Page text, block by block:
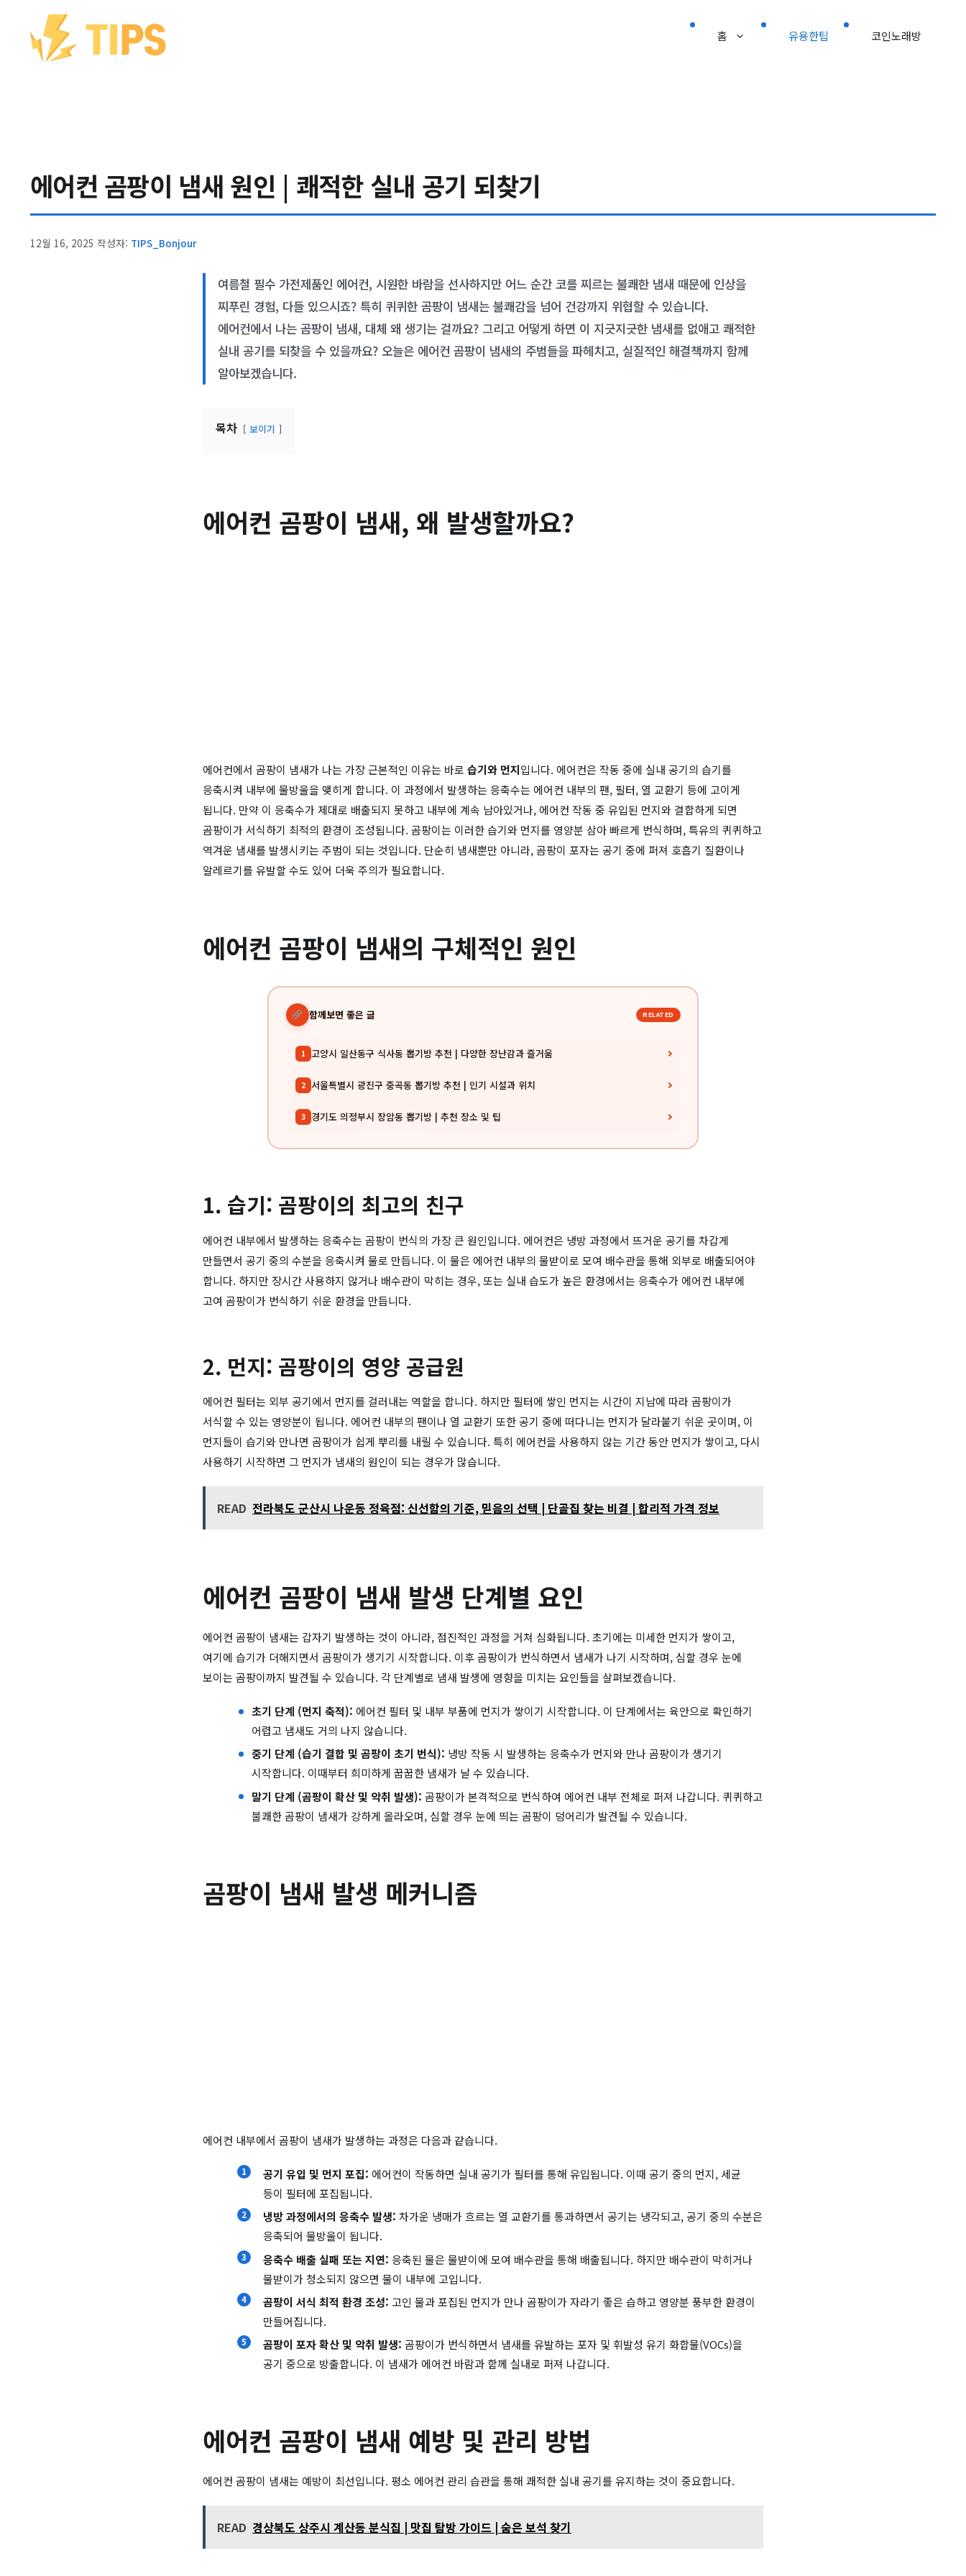
건너뛰기
홈 유용한팁 코인노래방
에어컨 곰팡이 냄새 원인 | 쾌적한 실내 공기 되찾기
12월 16, 2025 작성자: TIPS_Bonjour
여름철 필수 가전제품인 에어컨, 시원한 바람을 선사하지만 어느 순간 코를 찌르는 불쾌한 냄새 때문에 인상을
찌푸린 경험, 다들 있으시죠? 특히 퀴퀴한 곰팡이 냄새는 불쾌감을 넘어 건강까지 위협할 수 있습니다.
에어컨에서 나는 곰팡이 냄새, 대체 왜 생기는 걸까요? 그리고 어떻게 하면 이 지긋지긋한 냄새를 없애고 쾌적한
실내 공기를 되찾을 수 있을까요? 오늘은 에어컨 곰팡이 냄새의 주범들을 파헤치고, 실질적인 해결책까지 함께
알아보겠습니다.
목차 보이기
에어컨 곰팡이 냄새, 왜 발생할까요?
에어컨에서 곰팡이 냄새가 나는 가장 근본적인 이유는 바로 습기와 먼지입니다. 에어컨은 작동 중에 실내 공기의 습기를
응축시켜 내부에 물방울을 맺히게 합니다. 이 과정에서 발생하는 응축수는 에어컨 내부의 팬, 필터, 열 교환기 등에 고이게
됩니다. 만약 이 응축수가 제대로 배출되지 못하고 내부에 계속 남아있거나, 에어컨 작동 중 유입된 먼지와 결합하게 되면
곰팡이가 서식하기 최적의 환경이 조성됩니다. 곰팡이는 이러한 습기와 먼지를 영양분 삼아 빠르게 번식하며, 특유의 퀴퀴하고
역겨운 냄새를 발생시키는 주범이 되는 것입니다. 단순히 냄새뿐만 아니라, 곰팡이 포자는 공기 중에 퍼져 호흡기 질환이나
알레르기를 유발할 수도 있어 더욱 주의가 필요합니다.
에어컨 곰팡이 냄새의 구체적인 원인
함께보면 좋은 글 RELATED
1 고양시 일산동구 식사동 뽑기방 추천 | 다양한 장난감과 즐거움
2 서울특별시 광진구 중곡동 뽑기방 추천 | 인기 시설과 위치
3 경기도 의정부시 장암동 뽑기방 | 추천 장소 및 팁
1. 습기: 곰팡이의 최고의 친구
에어컨 내부에서 발생하는 응축수는 곰팡이 번식의 가장 큰 원인입니다. 에어컨은 냉방 과정에서 뜨거운 공기를 차갑게
만들면서 공기 중의 수분을 응축시켜 물로 만듭니다. 이 물은 에어컨 내부의 물받이로 모여 배수관을 통해 외부로 배출되어야
합니다. 하지만 장시간 사용하지 않거나 배수관이 막히는 경우, 또는 실내 습도가 높은 환경에서는 응축수가 에어컨 내부에
고여 곰팡이가 번식하기 쉬운 환경을 만듭니다.
2. 먼지: 곰팡이의 영양 공급원
에어컨 필터는 외부 공기에서 먼지를 걸러내는 역할을 합니다. 하지만 필터에 쌓인 먼지는 시간이 지남에 따라 곰팡이가
서식할 수 있는 영양분이 됩니다. 에어컨 내부의 팬이나 열 교환기 또한 공기 중에 떠다니는 먼지가 달라붙기 쉬운 곳이며, 이
먼지들이 습기와 만나면 곰팡이가 쉽게 뿌리를 내릴 수 있습니다. 특히 에어컨을 사용하지 않는 기간 동안 먼지가 쌓이고, 다시
사용하기 시작하면 그 먼지가 냄새의 원인이 되는 경우가 많습니다.
READ 전라북도 군산시 나운동 정육점: 신선함의 기준, 믿음의 선택 | 단골집 찾는 비결 | 합리적 가격 정보
에어컨 곰팡이 냄새 발생 단계별 요인
에어컨 곰팡이 냄새는 갑자기 발생하는 것이 아니라, 점진적인 과정을 거쳐 심화됩니다. 초기에는 미세한 먼지가 쌓이고,
여기에 습기가 더해지면서 곰팡이가 생기기 시작합니다. 이후 곰팡이가 번식하면서 냄새가 나기 시작하며, 심할 경우 눈에
보이는 곰팡이까지 발견될 수 있습니다. 각 단계별로 냄새 발생에 영향을 미치는 요인들을 살펴보겠습니다.
초기 단계 (먼지 축적): 에어컨 필터 및 내부 부품에 먼지가 쌓이기 시작합니다. 이 단계에서는 육안으로 확인하기
어렵고 냄새도 거의 나지 않습니다.
중기 단계 (습기 결합 및 곰팡이 초기 번식): 냉방 작동 시 발생하는 응축수가 먼지와 만나 곰팡이가 생기기
시작합니다. 이때부터 희미하게 꿉꿉한 냄새가 날 수 있습니다.
말기 단계 (곰팡이 확산 및 악취 발생): 곰팡이가 본격적으로 번식하여 에어컨 내부 전체로 퍼져 나갑니다. 퀴퀴하고
불쾌한 곰팡이 냄새가 강하게 올라오며, 심할 경우 눈에 띄는 곰팡이 덩어리가 발견될 수 있습니다.
곰팡이 냄새 발생 메커니즘
에어컨 내부에서 곰팡이 냄새가 발생하는 과정은 다음과 같습니다.
공기 유입 및 먼지 포집: 에어컨이 작동하면 실내 공기가 필터를 통해 유입됩니다. 이때 공기 중의 먼지, 세균
등이 필터에 포집됩니다.
냉방 과정에서의 응축수 발생: 차가운 냉매가 흐르는 열 교환기를 통과하면서 공기는 냉각되고, 공기 중의 수분은
응축되어 물방울이 됩니다.
응축수 배출 실패 또는 지연: 응축된 물은 물받이에 모여 배수관을 통해 배출됩니다. 하지만 배수관이 막히거나
물받이가 청소되지 않으면 물이 내부에 고입니다.
곰팡이 서식 최적 환경 조성: 고인 물과 포집된 먼지가 만나 곰팡이가 자라기 좋은 습하고 영양분 풍부한 환경이
만들어집니다.
곰팡이 포자 확산 및 악취 발생: 곰팡이가 번식하면서 냄새를 유발하는 포자 및 휘발성 유기 화합물(VOCs)을
공기 중으로 방출합니다. 이 냄새가 에어컨 바람과 함께 실내로 퍼져 나갑니다.
에어컨 곰팡이 냄새 예방 및 관리 방법
에어컨 곰팡이 냄새는 예방이 최선입니다. 평소 에어컨 관리 습관을 통해 쾌적한 실내 공기를 유지하는 것이 중요합니다.
READ 경상북도 상주시 계산동 분식집 | 맛집 탐방 가이드 | 숨은 보석 찾기